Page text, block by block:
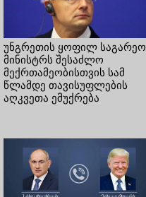
უნგრეთის ყოფილ საგარეო
მინისტრს შესაძლო
მექრთამეობისთვის სამ
წლამდე თავისუფლების
აღკვეთა ემუქრება